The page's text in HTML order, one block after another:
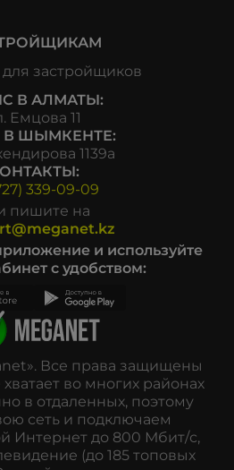
застройщиков
В АЛМАТЫ:
Емцова 11
ШЫМКЕНТЕ:
1139а
339-09-09
пишите на
и используйте
с удобством:
Все права защищены
во многих районах
в отдаленных, поэтому
сеть и подключаем
Интернет до 800 Мбит/с,
(до 185 топовых